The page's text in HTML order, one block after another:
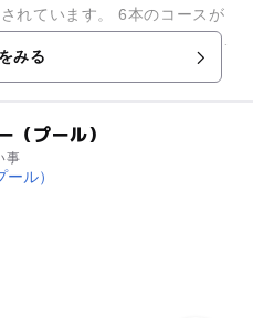
す。 6本のコースが
プールが備えられています。
みる
（プール）
事